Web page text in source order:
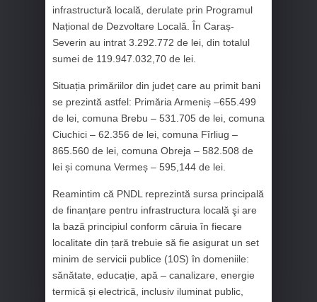
infrastructură locală, derulate prin Programul
Național de Dezvoltare Locală. În Caraș-
Severin au intrat 3.292.772 de lei, din totalul
sumei de 119.947.032,70 de lei.
Situația primăriilor din județ care au primit bani
se prezintă astfel: Primăria Armeniș –655.499
de lei, comuna Brebu – 531.705 de lei, comuna
Ciuchici – 62.356 de lei, comuna Fîrliug –
865.560 de lei, comuna Obreja – 582.508 de
lei și comuna Vermeș – 595,144 de lei.
Reamintim că PNDL reprezintă sursa principală
de finanțare pentru infrastructura locală şi are
la bază principiul conform căruia în fiecare
localitate din țară trebuie să fie asigurat un set
minim de servicii publice (10S) în domeniile:
sănătate, educație, apă – canalizare, energie
termică și electrică, inclusiv iluminat public,